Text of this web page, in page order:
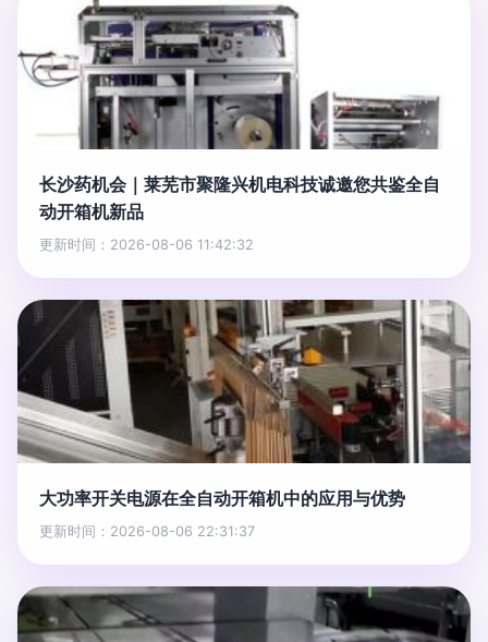
长沙药机会｜莱芜市聚隆兴机电科技诚邀您共鉴全自
动开箱机新品
更新时间：2026-08-06 11:42:32
大功率开关电源在全自动开箱机中的应用与优势
更新时间：2026-08-06 22:31:37